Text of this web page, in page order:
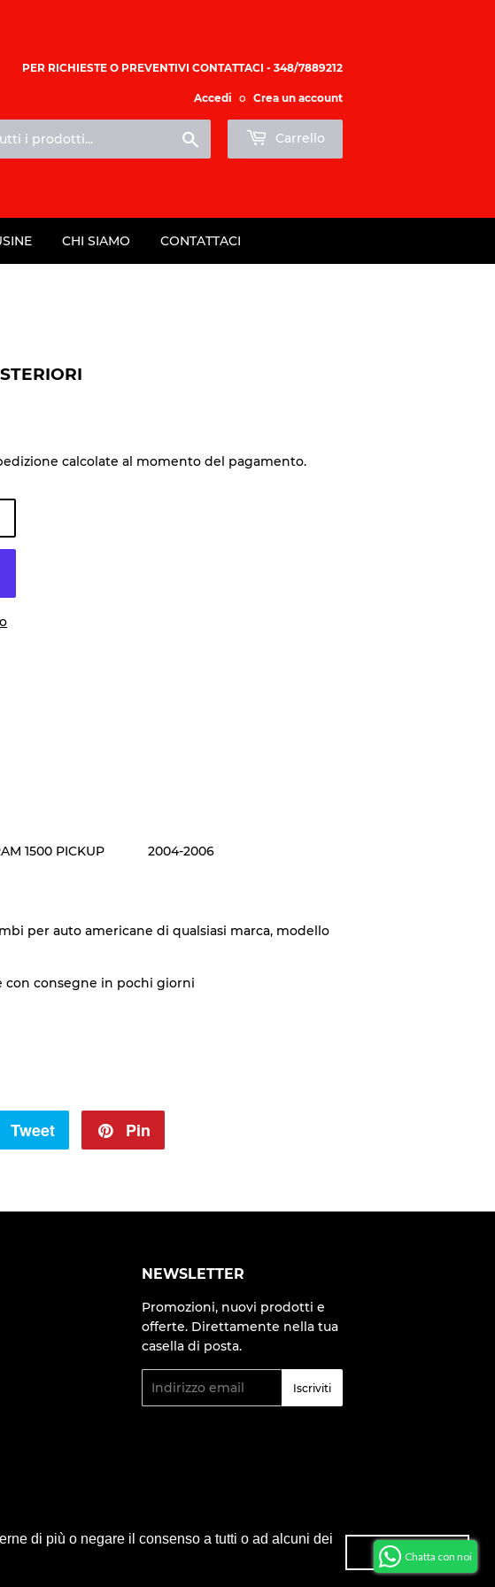
di più o negare il consenso a tutti o ad alcuni dei
Ok accetto
PER RICHIESTE O PREVENTIVI CONTATTACI - 348/7889212
Accedi o Crea un account
Carrello
CHI SIAMO CONTATTACI
calcolate al momento del pagamento.
1500 PICKUP 2004-2006
per auto americane di qualsiasi marca, modello
con consegne in pochi giorni
Tweet
Twitta
Twitter
Pin
Pinterest
NEWSLETTER
Promozioni, nuovi prodotti e
offerte. Direttamente nella tua
casella di posta.
Email
Iscriviti
pagamento
Chatta con noi